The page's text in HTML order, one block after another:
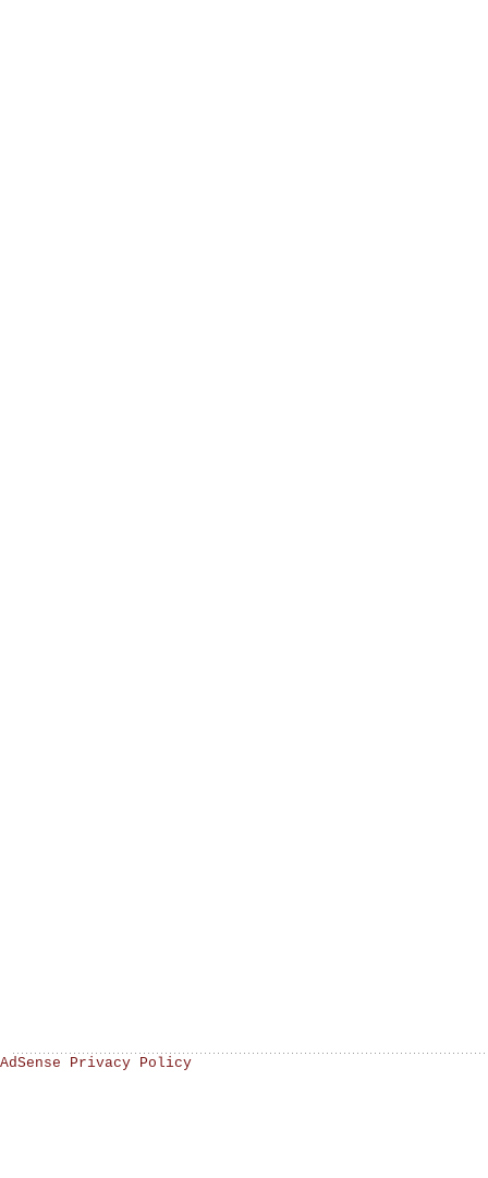
AdSense Privacy Policy